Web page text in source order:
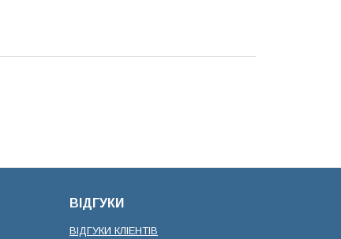
ВІДГУКИ
ВІДГУКИ КЛІЕНТІВ